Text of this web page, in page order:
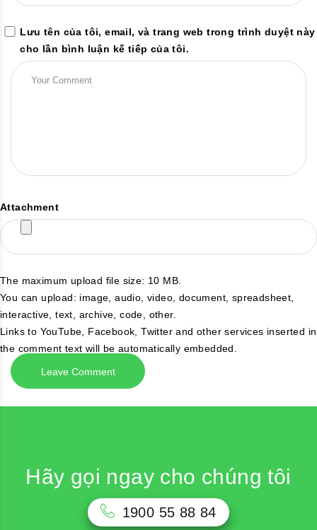
Lưu tên của tôi, email, và trang web trong trình duyệt này
cho lần bình luận kế tiếp của tôi.
Attachment
The maximum upload file size: 10 MB.
You can upload: image ,audio ,video document spreadsheet
interactive ,text archive ,code other.
Links to YouTube, Facebook, Twitter and other services inserted in
the comment text will be automatically embedded.
Hãy gọi ngay cho chúng tôi
1900 55 88 84